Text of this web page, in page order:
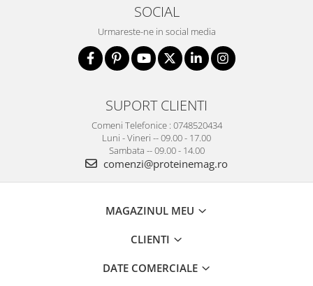
SOCIAL
Urmareste-ne in social media
SUPORT CLIENTI
Comeni Telefonice : 0748520434
Luni - Vineri -- 09.00 - 17.00
Sambata -- 09.00 - 14.00
comenzi@proteinemag.ro
MAGAZINUL MEU
CLIENTI
DATE COMERCIALE